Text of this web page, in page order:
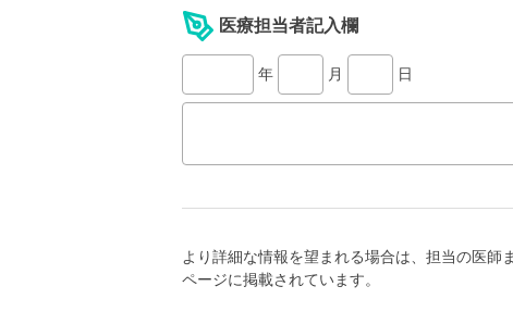
医療担当者記入欄
年 月 日
より詳細な情報を望まれる場合は、担当の医
ページに掲載されています。